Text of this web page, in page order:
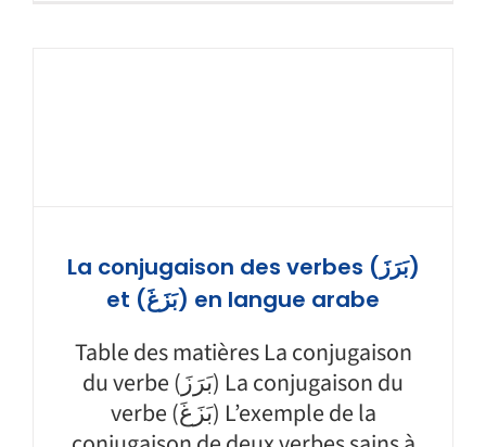
La conjugaison des verbes (بَرَزَ)
et (بَزَغَ) en langue arabe
Table des matières La conjugaison
du verbe (بَرَزَ) La conjugaison du
verbe (بَزَغَ) L’exemple de la